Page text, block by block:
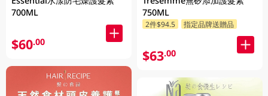
700ML
$60.00
750ML
2件$94.5 指定品牌送贈品
$63.00